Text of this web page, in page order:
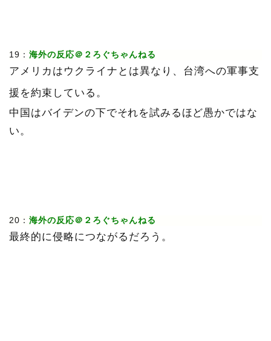
19： 海外の反応＠２ろぐちゃんねる
アメリカはウクライナとは異なり、台湾への軍事支
援を約束している。
中国はバイデンの下でそれを試みるほど愚かではな
い。
20： 海外の反応＠２ろぐちゃんねる
最終的に侵略につながるだろう。